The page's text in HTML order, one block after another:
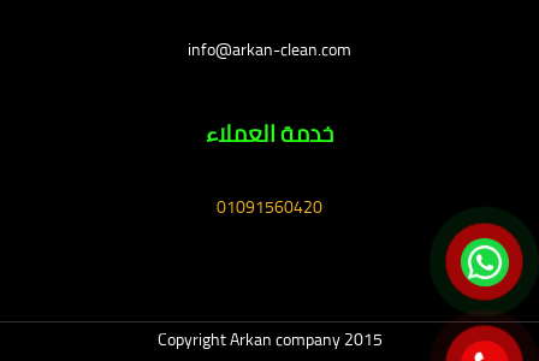
info@arkan-clean.com
خدمة العملاء
01091560420
Copyright Arkan company 2015